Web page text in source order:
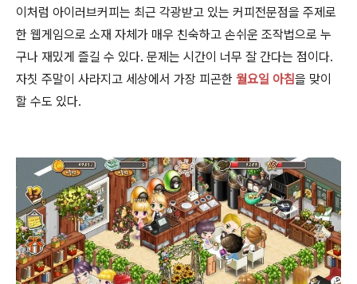
이 처럼 아이러브커피는 최근 각광받고 있는 커피전문점을 주제로
한 웹게임으로 소재 자체가 매우 친숙하고 손쉬운 조작법으로 누
구나 재밌게 즐길 수 있다. 문제는 시간이 너무 잘 간다는 점이다.
자칫 주말이 사라지고 세상에서 가장 피곤한 월요일 아침을 맞이
할 수도 있다.